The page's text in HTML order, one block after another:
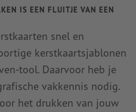
IS EEN FLUITJE VAN EEN
snel en
kerstkaartsjablonen
tool. Daarvoor heb je
vakkennis nodig.
het drukken van jouw